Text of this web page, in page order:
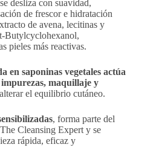
desliza con suavidad,
de frescor e hidratación
de avena, lecitinas y
Butylcyclohexanol,
pieles más reactivas.
en saponinas vegetales actúa
maquillaje y
el equilibrio cutáneo.
, forma parte del
Cleansing Expert y se
rápida, eficaz y